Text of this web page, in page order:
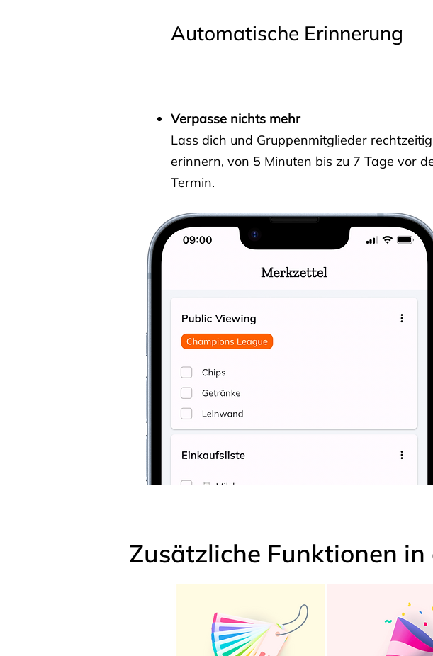
Automatische Erinnerung
Verpasse nichts mehr
Lass dich und Gruppenmitglieder rechtzeitig
erinnern, von 5 Minuten bis zu 7 Tage vor
Termin.
Zusätzliche Funktionen in